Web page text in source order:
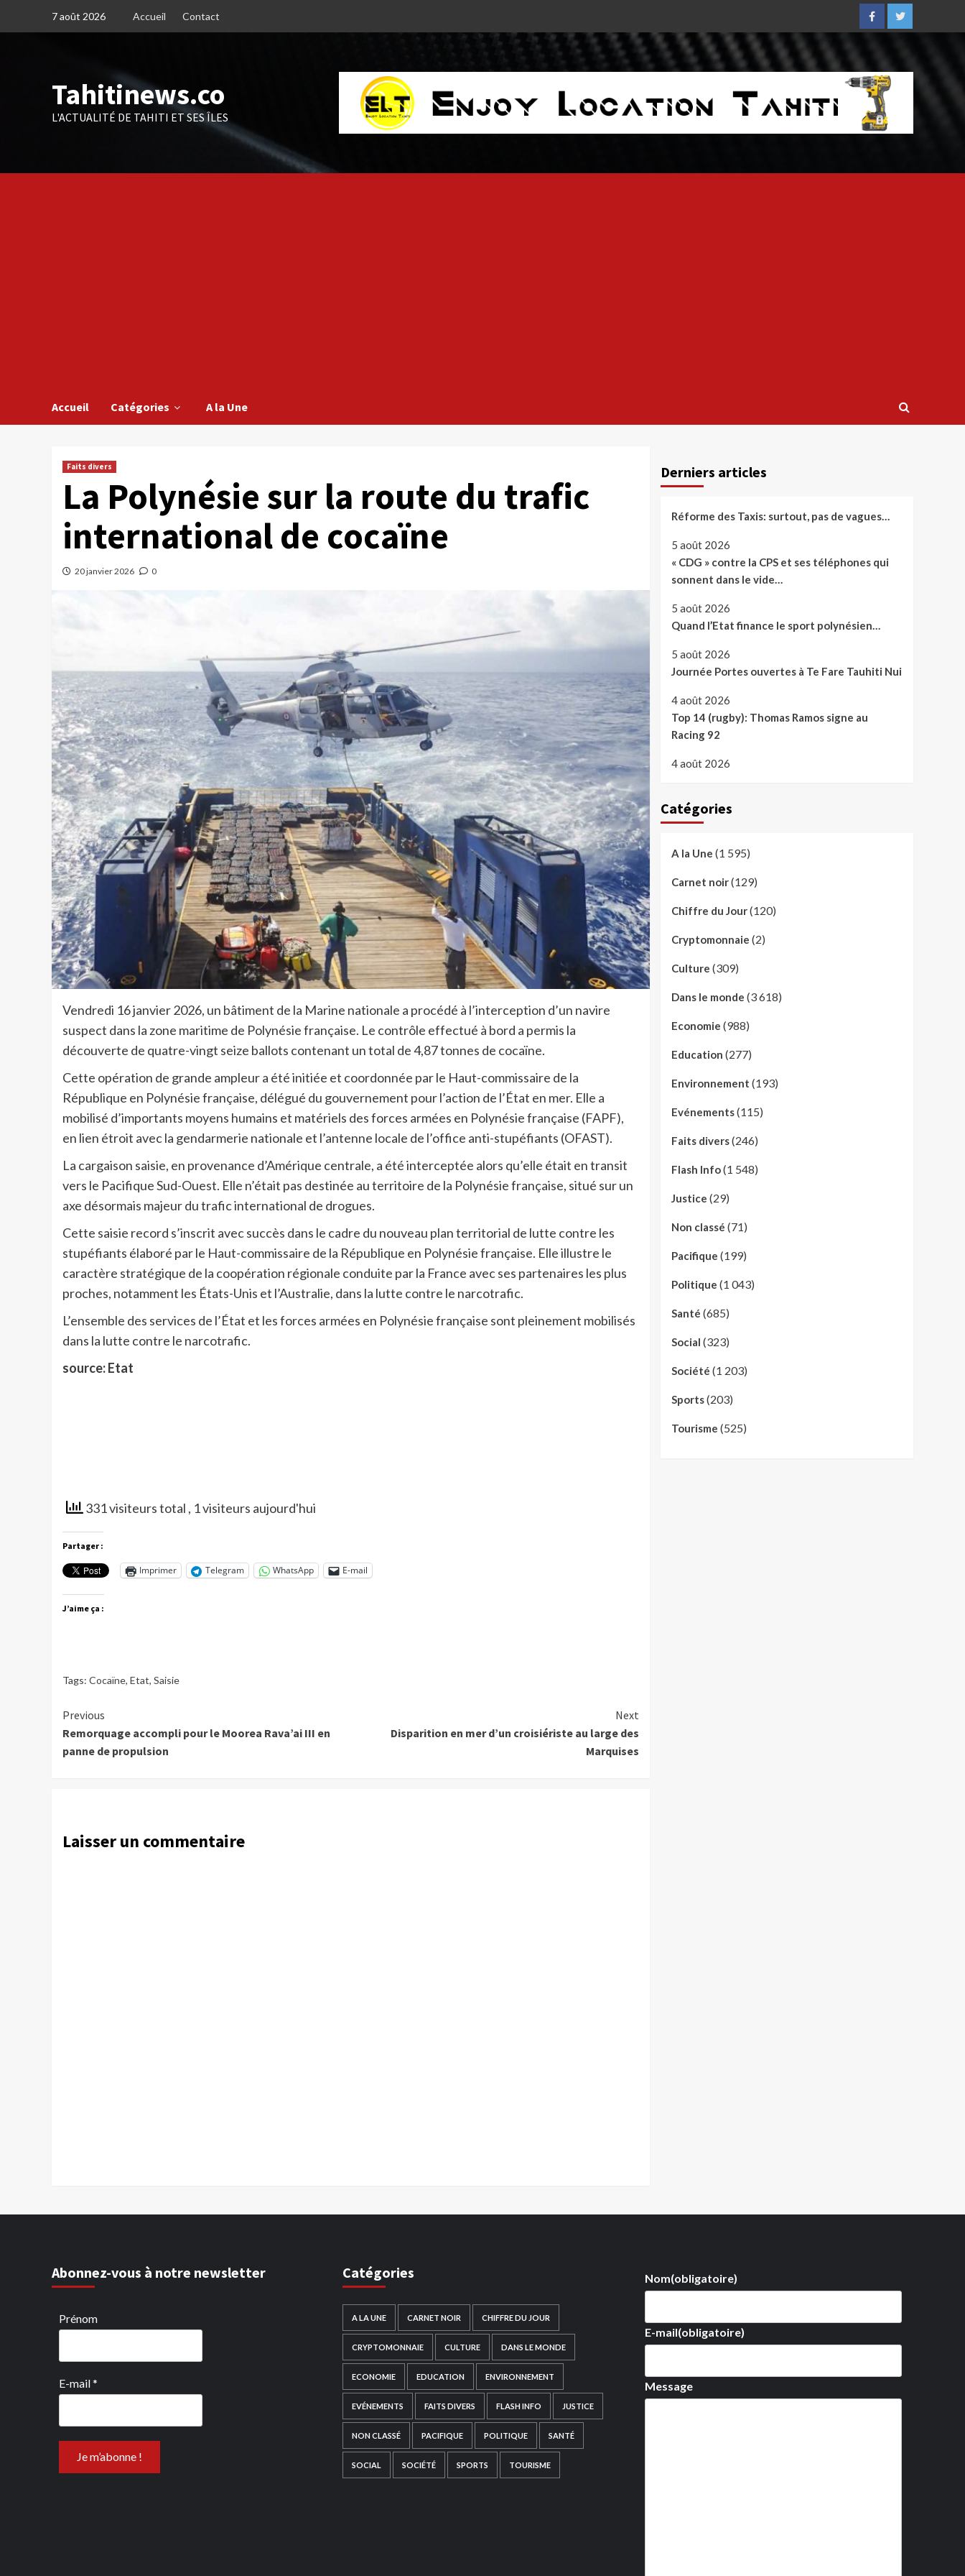
7 août 2026 Accueil Contact
FacebookTwitter
Tahitinews.co
L'ACTUALITÉ DE TAHITI ET SES ÎLES
Accueil Catégories A la Une
Faits divers
La Polynésie sur la route du trafic
international de cocaïne
20 janvier 2026 0
Vendredi 16 janvier 2026, un bâtiment de la Marine nationale a procédé à l’interception d’un navire
suspect dans la zone maritime de Polynésie française. Le contrôle effectué à bord a permis la
découverte de quatre-vingt seize ballots contenant un total de 4,87 tonnes de cocaïne.
Cette opération de grande ampleur a été initiée et coordonnée par le Haut-commissaire de la
République en Polynésie française, délégué du gouvernement pour l’action de l’État en mer. Elle a
mobilisé d’importants moyens humains et matériels des forces armées en Polynésie française (FAPF),
en lien étroit avec la gendarmerie nationale et l’antenne locale de l’office anti-stupéfiants (OFAST).
La cargaison saisie, en provenance d’Amérique centrale, a été interceptée alors qu’elle était en transit
vers le Pacifique Sud-Ouest. Elle n’était pas destinée au territoire de la Polynésie française, situé sur un
axe désormais majeur du trafic international de drogues.
Cette saisie record s’inscrit avec succès dans le cadre du nouveau plan territorial de lutte contre les
stupéfiants élaboré par le Haut-commissaire de la République en Polynésie française. Elle illustre le
caractère stratégique de la coopération régionale conduite par la France avec ses partenaires les plus
proches, notamment les États-Unis et l’Australie, dans la lutte contre le narcotrafic.
L’ensemble des services de l’État et les forces armées en Polynésie française sont pleinement mobilisés
dans la lutte contre le narcotrafic.
source: Etat
331 visiteurs total , 1 visiteurs aujourd'hui
Partager :
Imprimer Telegram WhatsApp E-mail
J’aime ça :
Tags: Cocaïne, Etat, Saisie
Continue
Reading
Previous
Remorquage accompli pour le Moorea Rava’ai III en
panne de propulsion
Next
Disparition en mer d’un croisiériste au large des
Marquises
Laisser un commentaire
Derniers articles
Réforme des Taxis: surtout, pas de vagues…
5 août 2026
« CDG » contre la CPS et ses téléphones qui
sonnent dans le vide…
5 août 2026
Quand l’Etat finance le sport polynésien…
5 août 2026
Journée Portes ouvertes à Te Fare Tauhiti Nui
4 août 2026
Top 14 (rugby): Thomas Ramos signe au
Racing 92
4 août 2026
Catégories
A la Une (1 595)
Carnet noir(129)
Chiffre du Jour(120)
Cryptomonnaie (2)
Culture (309)
Dans le monde (3 618)
Economie (988)
Education (277)
Environnement (193)
Evénements(115)
Faits divers(246)
Flash Info(1 548)
Justice (29)
Non classé (71)
Pacifique (199)
Politique (1 043)
Santé (685)
Social (323)
Société (1 203)
Sports(203)
Tourisme (525)
Abonnez-vous à notre newsletter
Prénom
E-mail*
Catégories
A LA UNE CARNET NOIR CHIFFRE DU JOUR
CRYPTOMONNAIE CULTURE DANS LE MONDE
ECONOMIE EDUCATION ENVIRONNEMENT
EVÉNEMENTS FAITS DIVERS FLASH INFO JUSTICE
NON CLASSÉ PACIFIQUE POLITIQUE SANTÉ
SOCIAL SOCIÉTÉ SPORTS TOURISME
Nom(obligatoire)
E-mail(obligatoire)
Message